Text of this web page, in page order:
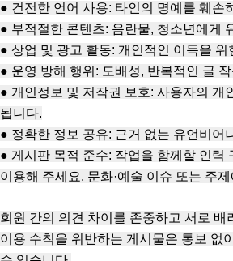
● 건전한 언어 사용: 타인의 명예를 훼손
● 부적절한 콘텐츠: 음란물, 청소년에게
● 상업 및 광고 활동: 개인적인 이득을
● 운영 방해 행위: 도배성, 반복적인 글
● 개인정보 및 저작권 보호: 사용자의 개
됩니다.
● 정확한 정보 공유: 근거 없는 유언비어
● 게시판 목적 준수: 작업을 함께할 인력
이용해 주세요. 문화·예술 이슈 또는 주
회원 간의 의견 차이를 존중하고 서로 배
이용 수칙을 위반하는 게시물은 통보 없